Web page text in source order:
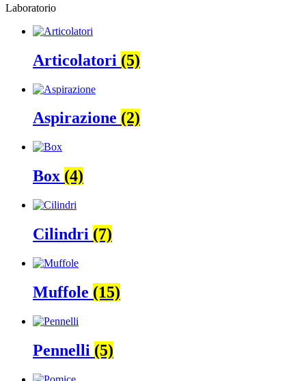
Laboratorio
Articolatori (5)
Aspirazione (2)
Box (4)
Cilindri (7)
Muffole (15)
Pennelli (5)